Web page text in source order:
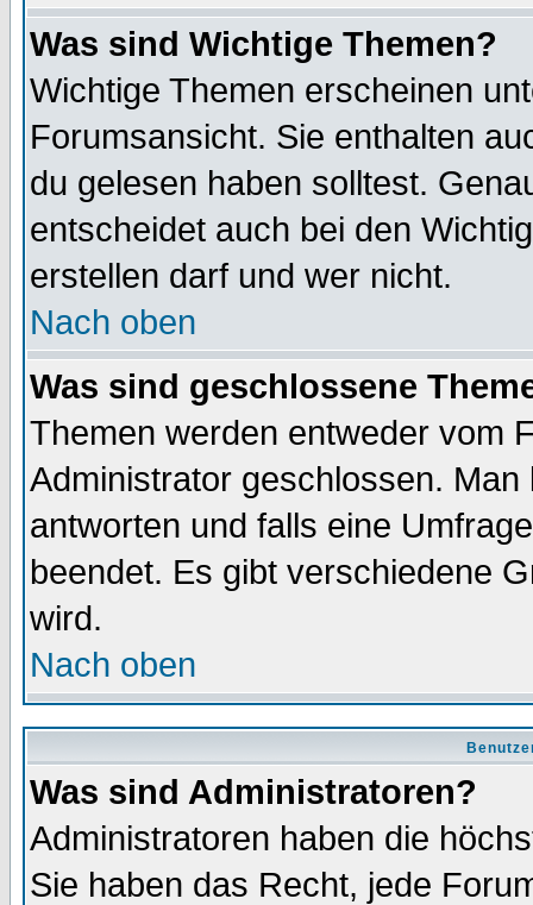
Was sind Wichtige Themen?
Wichtige Themen erscheinen
Forumsansicht. Sie enthalten
du gelesen haben solltest.
entscheidet auch bei den
erstellen darf und wer nicht.
Nach oben
Was sind geschlossene
Themen werden entweder vom
Administrator geschlossen.
antworten und falls eine
beendet. Es gibt verschiedene
wird.
Nach oben
Was sind Administratoren?
Administratoren haben die
Sie haben das Recht, jede